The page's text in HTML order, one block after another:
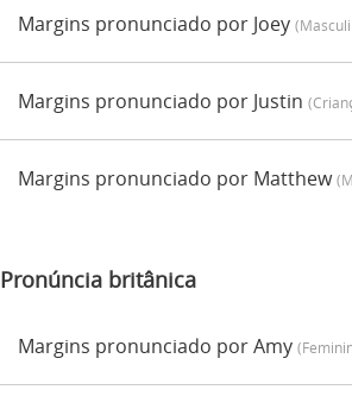
Margins pronunciado por Joey
Margins pronunciado por Justin
Margins pronunciado por Matthew
Pronúncia britânica
Margins pronunciado por Amy